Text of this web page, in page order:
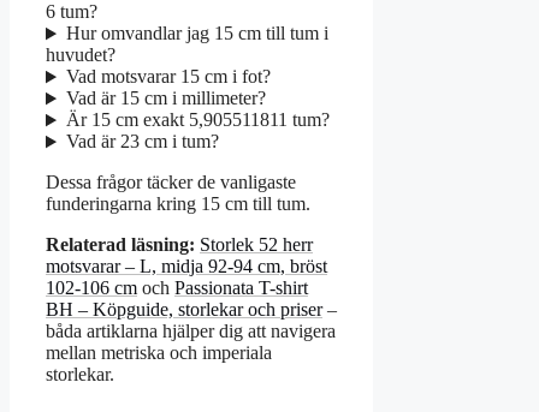
6 tum?
Hur omvandlar jag 15 cm till tum i
huvudet?
Vad motsvarar 15 cm i fot?
Vad är 15 cm i millimeter?
Är 15 cm exakt 5,905511811 tum?
Vad är 23 cm i tum?
Dessa frågor täcker de vanligaste
funderingarna kring 15 cm till tum.
Relaterad läsning: Storlek 52 herr
motsvarar – L, midja 92-94 cm, bröst
102-106 cm och Passionata T-shirt
BH – Köpguide, storlekar och priser–
båda artiklarna hjälper dig att navigera
mellan metriska och imperiala
storlekar.